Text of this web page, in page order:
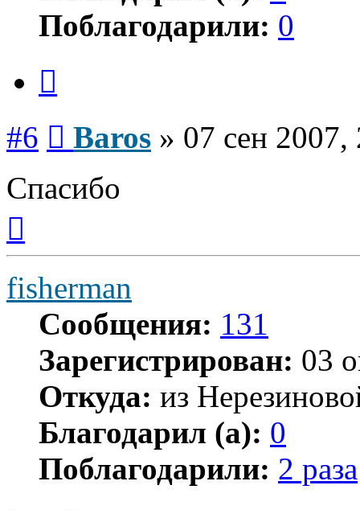
Поблагодарили: 0
#6 Baros » 07 сен 2007,
Спасибо
началу
fisherman
Сообщения: 131
Зарегистрирован: 03
Откуда: из
Благодарил (а): 0
Поблагодарили: 2 раза